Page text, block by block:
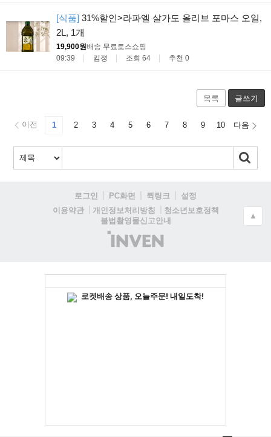
[식품] 31%할인>라파엘 살가도 올리브 포마스 오일,
2L, 1개
19,900원배송 무료토스쇼핑
09:39
킴졍 조회 64 추천 0
목록 글쓰기
이전 1 2 3 4 5 6 7 8 9 10 다음
로그인 PC화면 퀵링크
설정
이용약관
개인정보처리방침
청소년보호정책
불법촬영물신고안내
(주)
인
▲